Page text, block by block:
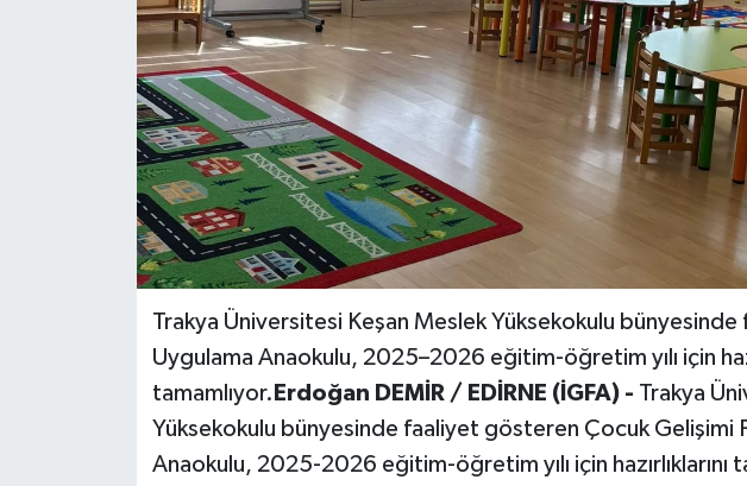
Trakya Üniversitesi Keşan Meslek Yüksekokulu
Uygulama Anaokulu, 2025–2026 eğitim-öğretim yılı için
tamamlıyor. Erdoğan DEMİR / EDİRNE (İGFA) - Trakya
Yüksekokulu bünyesinde faaliyet gösteren Çocuk Gelişimi
Anaokulu, 2025-2026 eğitim-öğretim yılı için hazırlıklarını